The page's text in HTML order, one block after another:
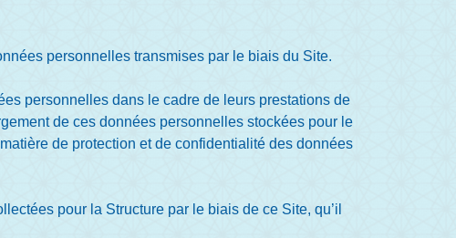
personnelles transmises par le biais du Site.
personnelles dans le cadre de leurs prestations de
de ces données personnelles stockées pour le
de protection et de confidentialité des données
pour la Structure par le biais de ce Site, qu’il